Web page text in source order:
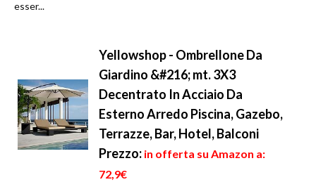
esser...
Yellowshop - Ombrellone Da
Giardino &#216; mt. 3X3
Decentrato In Acciaio Da
Esterno Arredo Piscina, Gazebo,
Terrazze, Bar, Hotel, Balconi
Prezzo: in offerta su Amazon a:
72,9€